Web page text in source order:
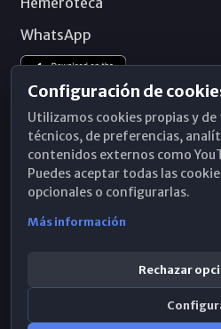
WhatsApp
Configuración de
Utilizamos cookies propias y
técnicos, de preferencias,
contenidos externos como
Puedes aceptar todas las
opcionales o configurarlas.
Más información
Rechazar